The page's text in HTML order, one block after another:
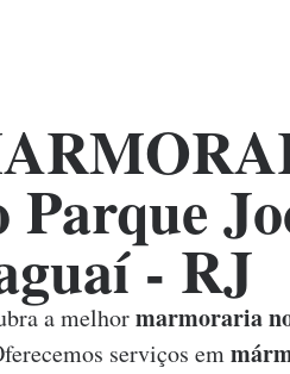
Parque
- RJ
a melhormarmoraria
serviços em